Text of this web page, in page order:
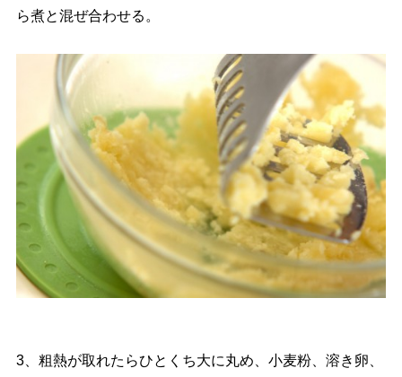
ら煮と混ぜ合わせる。
3、粗熱が取れたらひとくち大に丸め、小麦粉、溶き卵、